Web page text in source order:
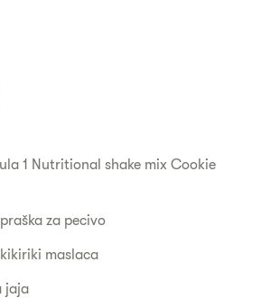
1 Nutritional shake mix Cookie
za pecivo
maslaca
jaja